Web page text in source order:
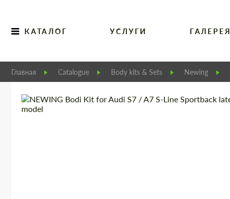
КАТАЛОГ УСЛУГИ ГАЛЕРЕЯ
Главная Catalogue Body kits & Sets Newing